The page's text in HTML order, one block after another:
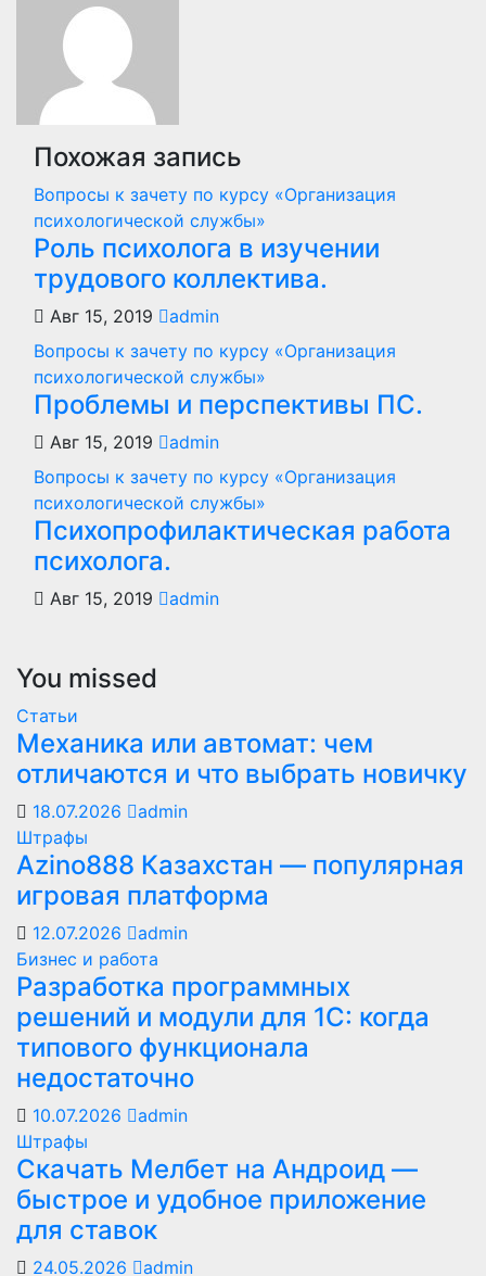
записям
Похожая запись
Вопросы к зачету по курсу «Организация
психологической службы»
Роль психолога в изучении
трудового коллектива.
Авг 15, 2019
admin
Вопросы к зачету по курсу «Организация
психологической службы»
Проблемы и перспективы ПС.
Авг 15, 2019
admin
Вопросы к зачету по курсу «Организация
психологической службы»
Психопрофилактическая работа
психолога.
Авг 15, 2019 admin
You missed
Статьи
Механика или автомат: чем
отличаются и что выбрать новичку
18.07.2026
admin
Штрафы
Azino888 Казахстан — популярная
игровая платформа
12.07.2026
admin
Бизнес и работа
Разработка программных
решений и модули для 1С: когда
типового функционала
недостаточно
10.07.2026
admin
Штрафы
Скачать Мелбет на Андроид —
быстрое и удобное приложение
для ставок
24.05.2026 admin